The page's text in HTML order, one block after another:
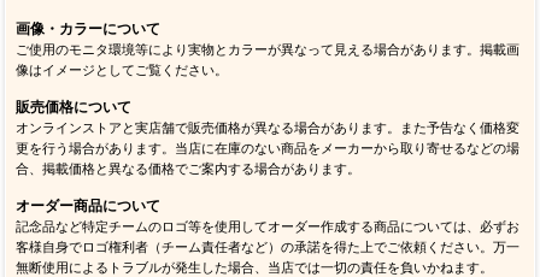
画像・カラーについて
ご使用のモニタ環境等により実物とカラーが異なって見える場合があります。掲載画
像はイメージとしてご覧ください。
販売価格について
オンラインストアと実店舗で販売価格が異なる場合があります。また予告なく価格変
更を行う場合があります。当店に在庫のない商品をメーカーから取り寄せるなどの場
合、掲載価格と異なる価格でご案内する場合があります。
オーダー商品について
記念品など特定チームのロゴ等を使用してオーダー作成する商品については、必ずお
客様自身でロゴ権利者（チーム責任者など）の承諾を得た上でご依頼ください。万一
無断使用によるトラブルが発生した場合、当店では一切の責任を負いかねます。